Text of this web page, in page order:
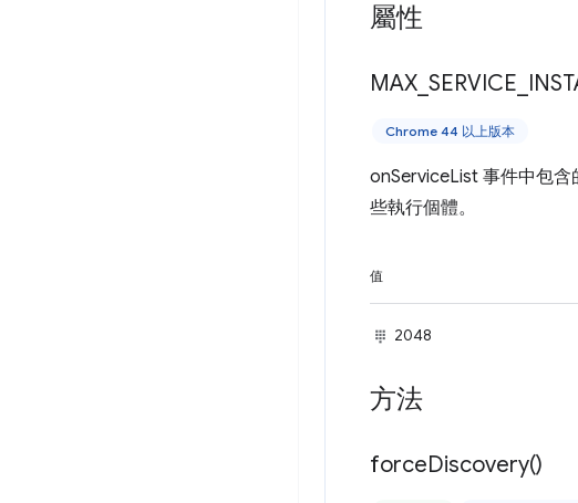
屬性
MAX SERVICE
Chrome 44 以上版本
onServiceList 事件中包
些執行個體。
值
2048
方法
forceDiscovery()